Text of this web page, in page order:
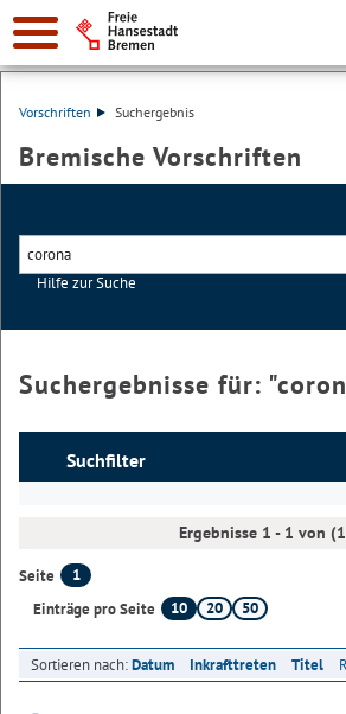
Vorschriften Suchergebnis
Bremische Vorschriften
Hilfe zur Suche
Suchergebnisse für: "
Suchfilter
Ergebnisse 1 - 1 von
Seite
1
Einträge pro Seite
10 20 50
Sortieren nach:Datum Inkrafttreten Titel